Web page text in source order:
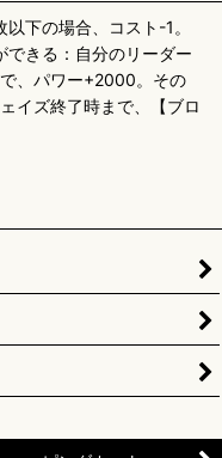
下の場合、コスト-1。
できる：自分のリーダー
、パワー+2000。その
イズ終了時まで、【ブロ